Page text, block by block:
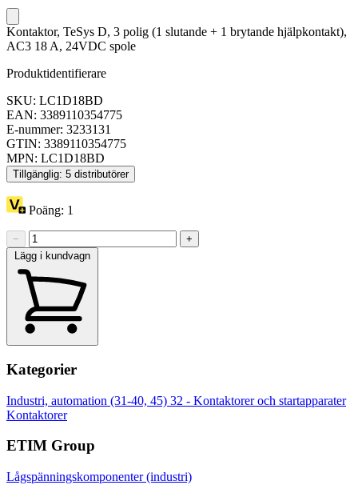
Kontaktor, TeSys D, 3 polig (1 slutande + 1 brytande hjälpkontakt),
AC3 18 A, 24VDC spole
Produktidentifierare
SKU: LC1D18BD
EAN: 3389110354775
E-nummer: 3233131
GTIN: 3389110354775
MPN: LC1D18BD
Tillgänglig: 5 distributörer
Poäng: 1
−
+
Lägg i kundvagn
Kategorier
Industri, automation (31-40, 45) 32 - Kontaktorer och startapparater
Kontaktorer
ETIM Group
Lågspänningskomponenter (industri)